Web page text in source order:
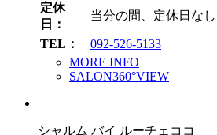
定休
日：
当分の間、定休日な
TEL：
092-526-5133
MORE INFO
SALON360°VIEW
シャルム バイ ルーチェココ